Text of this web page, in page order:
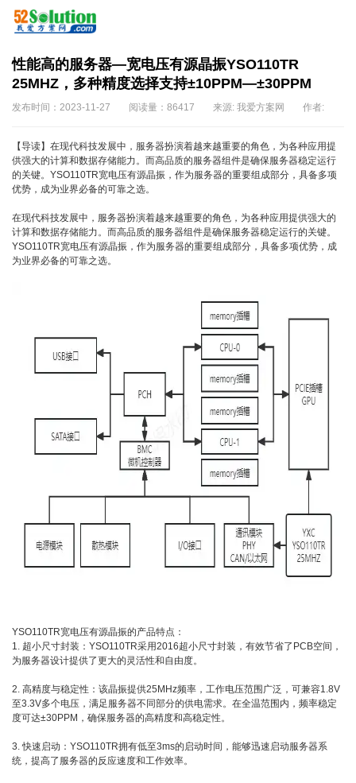
性能高的服务器—宽电压有源晶振YSO110TR
25MHZ，多种精度选择支持±10PPM—±30PPM
发布时间：2023-11-27 阅读量：86417 来源: 我爱方案网 作者:
【导读】 在现代科技发展中，服务器扮演着越来越重要的角色，为各种应用提
供强大的计算和数据存储能力。而高品质的服务器组件是确保服务器稳定运行
的关键。 YSO110TR宽电压有源晶振，作为服务器的重要组成部分，具备多项
优势，成为业界必备的可靠之选。
在现代科技发展中，服务器扮演着越来越重要的角色，为各种应用提供强大的
计算和数据存储能力。而高品质的服务器组件是确保服务器稳定运行的关键。
YSO110TR宽电压有源晶振，作为服务器的重要组成部分，具备多项优势，成
为业界必备的可靠之选。
YSO110TR宽电压有源晶振的产品特点：
1. 超小尺寸封装：YSO110TR采用2016超小尺寸封装，有效节省了PCB空间，
为服务器设计提供了更大的灵活性和自由度。
2. 高精度与稳定性：该晶振提供25MHz频率，工作电压范围广泛，可兼容1.8V
至3.3V多个电压，满足服务器不同部分的供电需求。在全温范围内，频率稳定
度可达±30PPM，确保服务器的高精度和高稳定性。
3. 快速启动：YSO110TR拥有低至3ms的启动时间，能够迅速启动服务器系
统，提高了服务器的反应速度和工作效率。